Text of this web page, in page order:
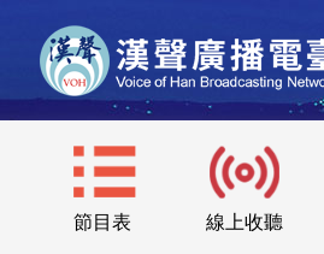
節目表 線上收聽